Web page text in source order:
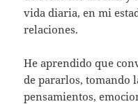
vida diaria, en mi
relaciones.
He aprendido que
de pararlos, tomando
pensamientos,